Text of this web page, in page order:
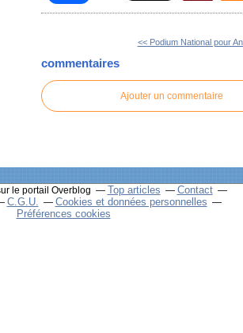
<< Podium National pour
commentaires
Ajouter un commentaire
le portail Overblog Top articles
Contact
C.G.U.
Cookies et données personnelles
Préférences cookies